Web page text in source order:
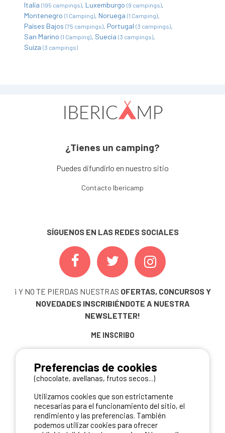
Italia (195 campings) Luxemburgo (9 campings)
Montenegro (1 Camping) Noruega (1 Camping)
Países Bajos (75 campings) Portugal (3 campings)
San Marino (1 Camping) Suecia (3 campings)
Suiza (3 campings)
¿Tienes un camping?
Puedes difundirlo en nuestro sitio
Contacto Ibericamp
SÍGUENOS EN LAS REDES SOCIALES
¡ Y NO TE PIERDAS NUESTRAS OFERTAS, CONCURSOS Y
NOVEDADES INSCRIBIÉNDOTE A NUESTRA
NEWSLETTER!
ME INSCRIBO
NUESTROS PARTNERS
Preferencias de cookies
(chocolate, avellanas, frutos secos...)
Utilizamos cookies que son estrictamente
necesarias para el funcionamiento del sitio, el
rendimiento y las preferencias. También
podemos utilizar cookies para ofrecer